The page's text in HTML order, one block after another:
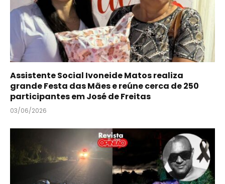
Assistente Social Ivoneide Matos realiza
grande Festa das Mães e reúne cerca de 250
participantes em José de Freitas
03/06/2026